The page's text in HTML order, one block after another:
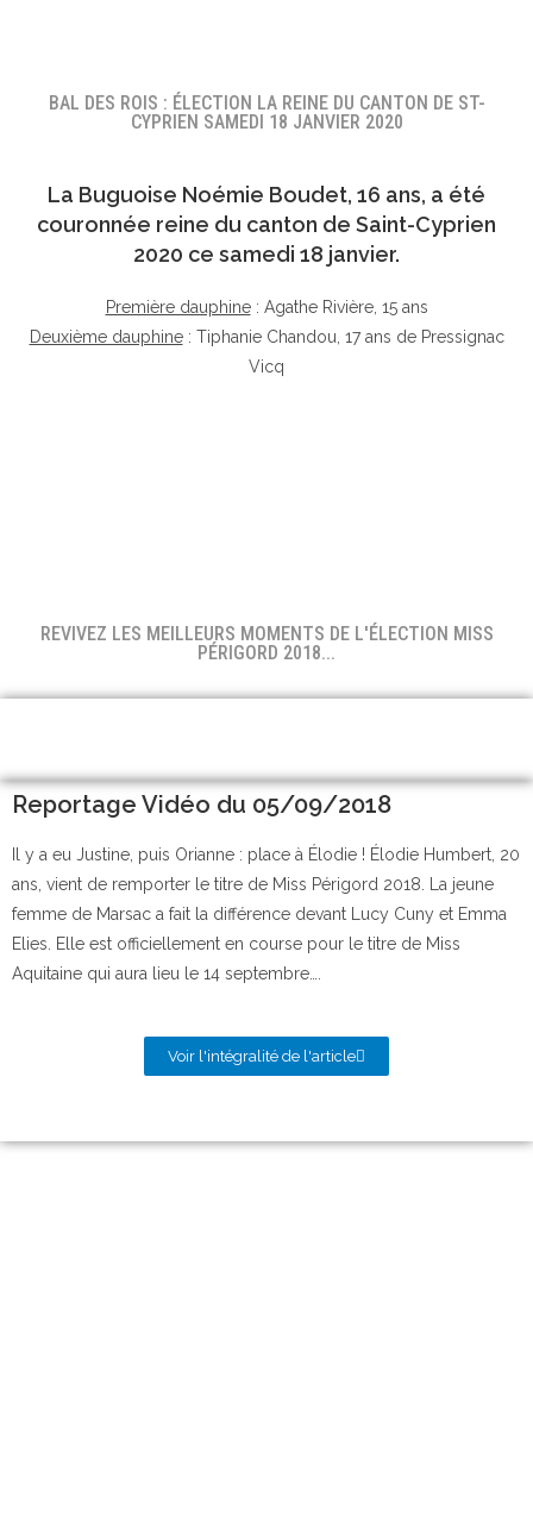
BAL DES ROIS : ÉLECTION LA REINE DU CANTON DE ST-
CYPRIEN SAMEDI 18 JANVIER 2020
La Buguoise Noémie Boudet, 16 ans, a été
couronnée reine du canton de Saint-Cyprien
2020 ce samedi 18 janvier.
Première dauphine: Agathe Rivière, 15 ans
Deuxième dauphine: Tiphanie Chandou, 17 ans de Pressignac
Vicq
REVIVEZ LES MEILLEURS MOMENTS DE L'ÉLECTION MISS
PÉRIGORD 2018...
Reportage Vidéo du 05/09/2018
Il y a eu Justine, puis Orianne : place à Élodie ! Élodie Humbert, 20
ans, vient de remporter le titre de Miss Périgord 2018. La jeune
femme de Marsac a fait la différence devant Lucy Cuny et Emma
Elies. Elle est officiellement en course pour le titre de Miss
Aquitaine qui aura lieu le 14 septembre….
Voir l'intégralité de l'article